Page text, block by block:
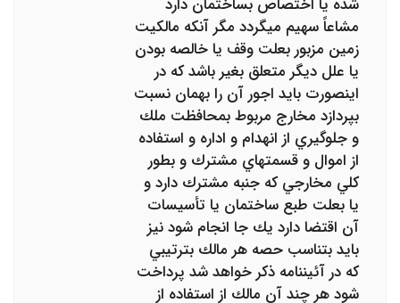
شده يا ‌اختصاص بساختمان دارد
مشاعاً سهيم ميگردد مگر آنكه مالكيت
زمين مزبور بعلت وقف يا خالصه بودن
يا علل ديگر متعلق بغير باشد كه در
اينصورت بايد اجور آن را بهمان نسبت
بپردازد مخارج مربوط بمحافظت ملك
و جلوگيري از انهدام و اداره و استفاده
از اموال و قسمتهاي مشترك و‌ بطور
كلي مخارجي كه جنبه مشترك دارد و
يا بعلت طبع ساختمان يا تأسيسات
آن اقتضا دارد يك جا انجام شود نيز
بايد بتناسب حصه هر مالك ‌بترتيبي
كه در آئيننامه ذكر خواهد شد پرداخت
شود هر چند آن مالك از استفاده از